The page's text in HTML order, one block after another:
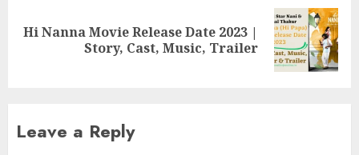
Next
Hi Nanna Movie Release Date 2023 |
Story, Cast, Music, Trailer
Leave a Reply